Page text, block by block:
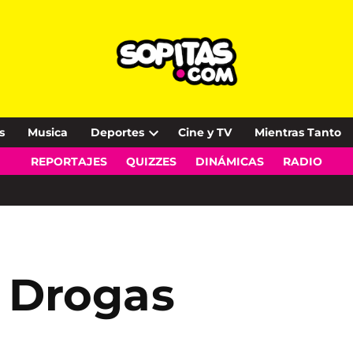
Musica Deportes
Open
dropdown
Cine y TV Mientras Tanto
REPORTAJES QUIZZES DINÁMICAS RADIO
Drogas